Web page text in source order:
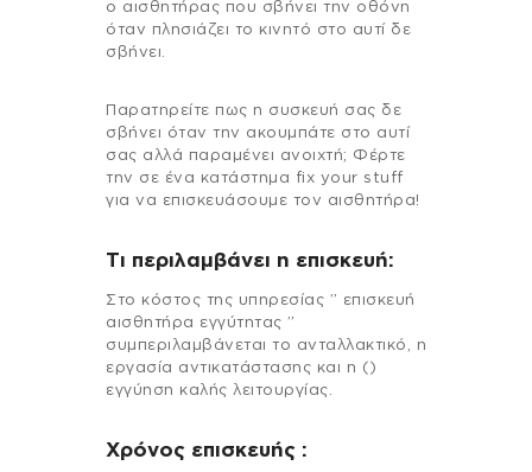
ο αισθητήρας που σβήνει την οθόνη
όταν πλησιάζει το κινητό στο αυτί δε
σβήνει.
Παρατηρείτε πως η συσκευή σας δε
σβήνει όταν την ακουμπάτε στο αυτί
σας αλλά παραμένει ανοιχτή; Φέρτε
την σε ένα κατάστημα fix your stuff
για να επισκευάσουμε τον αισθητήρα!
Τι περιλαμβάνει η επισκευή:
Στo κόστος της υπηρεσίας ” επισκευή
αισθητήρα εγγύτητας ”
συμπεριλαμβάνεται το ανταλλακτικό, η
εργασία αντικατάστασης και η ()
εγγύηση καλής λειτουργίας.
Χρόνος επισκευής :